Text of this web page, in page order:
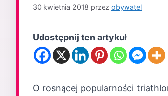
30 kwietnia 2018 przez obywatel
Udostępnij ten artykuł
O rosnącej popularności